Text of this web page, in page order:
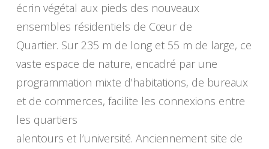
écrin végétal aux pieds des nouveaux
ensembles résidentiels de Cœur de
Quartier. Sur 235 m de long et 55 m de large, ce
vaste espace de nature, encadré par une
programmation mixte d’habitations, de bureaux
et de commerces, facilite les connexions entre
les quartiers
alentours et l’université. Anciennement site de